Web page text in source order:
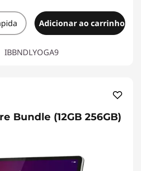
Adicionar ao carrinho
IBBNDLYOGA9
Bundle (12GB 256GB)